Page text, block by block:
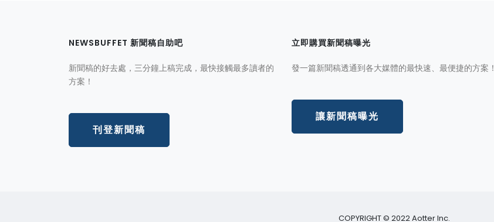
NEWSBUFFET 新聞稿自助吧
新聞稿的好去處，三分鐘上稿完成，最快接觸最多讀者的
方案！
刊登新聞稿
立即購買新聞稿曝光
發一篇新聞稿透通到各大媒體的最快速、最便捷的方案！
讓新聞稿曝光
COPYRIGHT © 2022 Aotter Inc.